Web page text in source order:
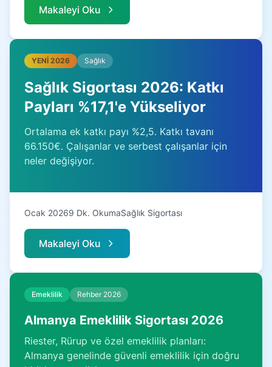
Makaleyi Oku
YENİ 2026 Sağlık
Sağlık Sigortası 2026: Katkı
Payları %17,1'e Yükseliyor
Ortalama ek katkı payı %2,5. Katkı tavanı
66.150€. Çalışanlar ve serbest çalışanlar için
neler değişiyor.
Ocak 20269 Dk. OkumaSağlık Sigortası
Makaleyi Oku
Emeklilik Rehber 2026
Almanya Emeklilik Sigortası 2026
Riester, Rürup ve özel emeklilik planları:
Almanya genelinde güvenli emeklilik için doğru